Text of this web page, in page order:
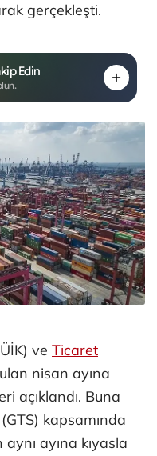
gerçekleşti.
Edin
ve Ticaret
nisan ayına
açıklandı. Buna
kapsamında
ayına kıyasla